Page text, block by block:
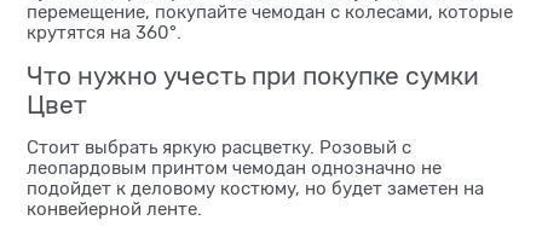
перемещение, покупайте чемодан с колесами, которые
крутятся на 360°.
Что нужно учесть при покупке сумки
Цвет
Стоит выбрать яркую расцветку. Розовый с
леопардовым принтом чемодан однозначно не
подойдет к деловому костюму, но будет заметен на
конвейерной ленте.